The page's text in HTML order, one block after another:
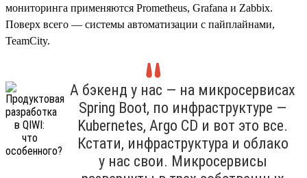
мониторинга применяются Prometheus, Grafana и Zabbix.
Поверх всего — системы автоматизации с пайплайнами,
TeamCity.
А бэкенд у нас — на микросервисах
Spring Boot, по инфраструктуре —
Kubernetes, Argo CD и вот это все.
Кстати, инфраструктура и облако
у нас свои. Микросервисы